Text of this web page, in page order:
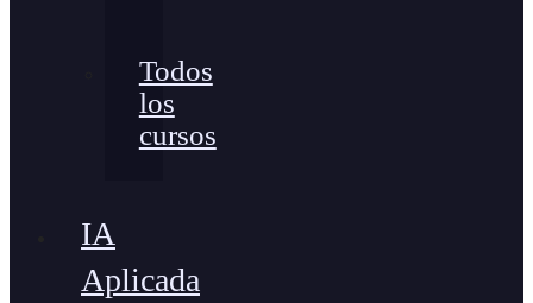
Todos
los
cursos
IA
Aplicada